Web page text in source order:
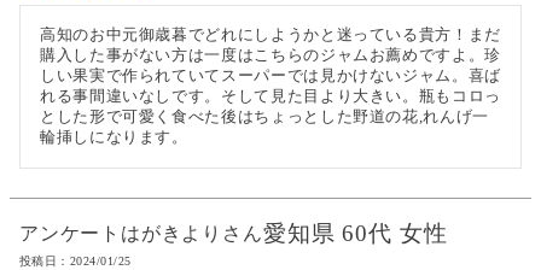
高知のお中元御歳暮でどれにしようかと迷っている貴方！まだ
購入した事がない方は一度はこちらのジャムお薦めですよ。珍
しい果実で作られていてスーパーでは見かけないジャム。喜ば
れる事間違いなしです。そして見た目より大きい。瓶もコロっ
とした形で可愛く食べた後はちょっとした野道の花,れんげ一
輪挿しになります。
アンケートはがきより 愛知県 60代 女性
投稿日 2024/01/25